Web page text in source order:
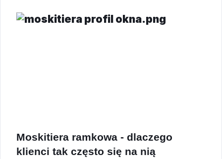
Moskitiera ramkowa - dlaczego
klienci tak często się na nią